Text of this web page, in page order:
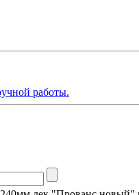
работы.